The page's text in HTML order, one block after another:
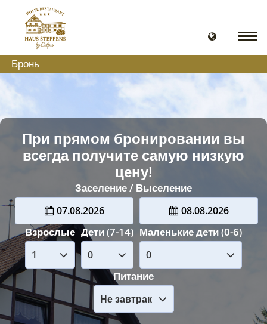
Бронь
При прямом бронировании вы
всегда получите самую низкую
цену!
Заселение / Выселение
07.08.2026 08.08.2026
Взрослые Дети (7-14) Маленькие дети (0-6)
Питание